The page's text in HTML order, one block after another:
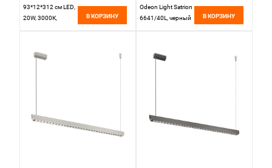
93*12*312 см LED,
20W, 3000К,
L20BS3K черный
В КОРЗИНУ
Odeon Light Satrion
6641/40L, черный
В КОРЗИНУ